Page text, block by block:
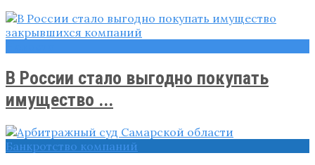
В России стало выгодно покупать
имущество ...
Банкротство компаний